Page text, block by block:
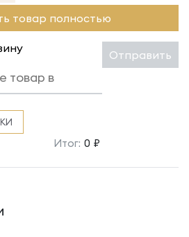
товар полностью
Отправить
Итог: 0 ₽